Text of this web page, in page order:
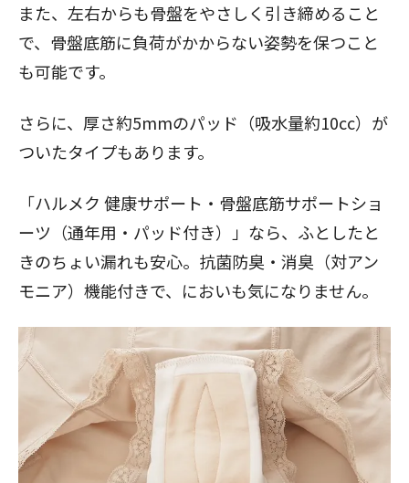
また、左右からも骨盤をやさしく引き締めること
で、骨盤底筋に負荷がかからない姿勢を保つこと
も可能です。
さらに、厚さ約5mmのパッド（吸水量約10cc）が
ついたタイプもあります。
「ハルメク 健康サポート・骨盤底筋サポートショ
ーツ（通年用・パッド付き）」なら、ふとしたと
きのちょい漏れも安心。抗菌防臭・消臭（対アン
モニア）機能付きで、においも気になりません。